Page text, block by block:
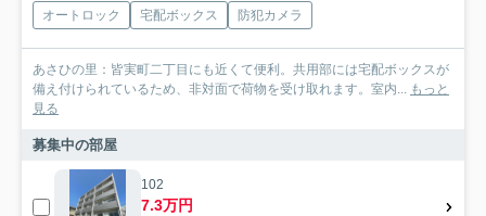
オートロック 宅配ボックス 防犯カメラ
あさひの里：皆実町二丁目にも近くて便利。共用部には宅配ボックスが
備え付けられているため、非対面で荷物を受け取れます。室内... もっと
見る
募集中の部屋
102
7.3万円